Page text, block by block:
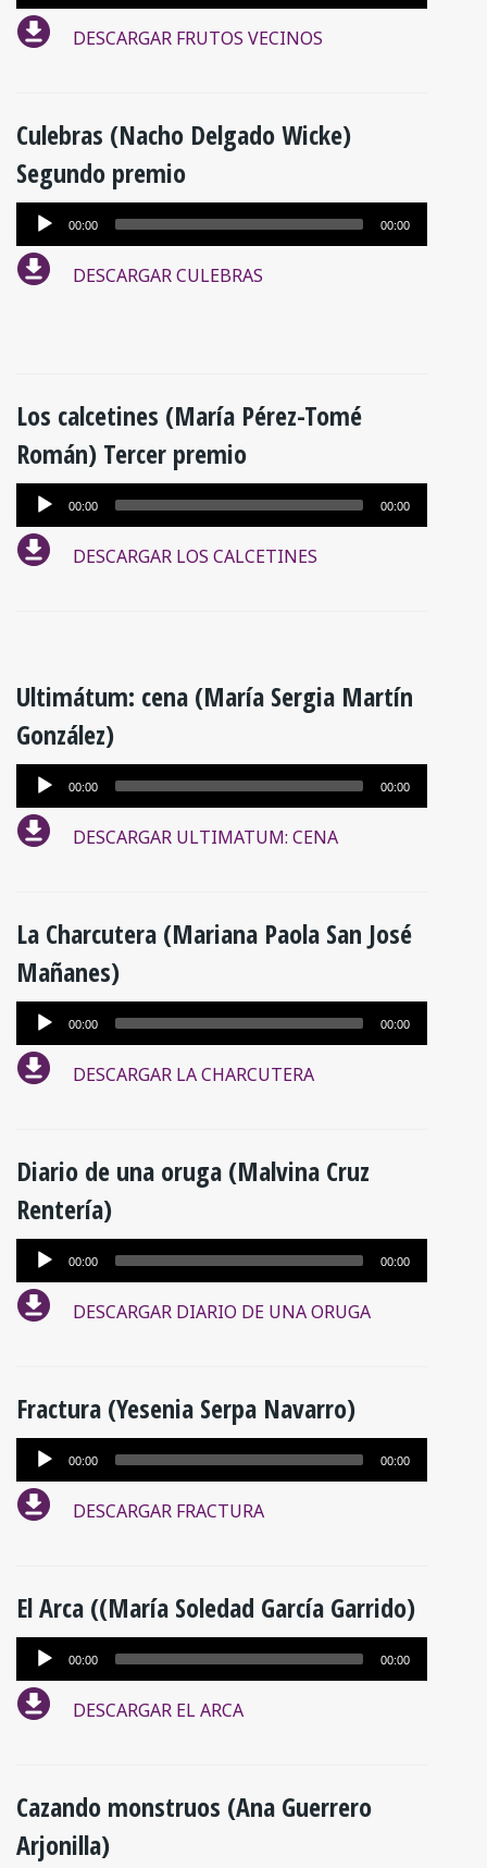
de
audio
DESCARGAR FRUTOS VECINOS
Culebras (Nacho Delgado Wicke)
Segundo premio
Reproductor
de
audio
00:00 00:00
DESCARGAR CULEBRAS
Los calcetines (María Pérez-Tomé
Román) Tercer premio
Reproductor
de
audio
00:00 00:00
DESCARGAR LOS CALCETINES
Ultimátum: cena (María Sergia Martín
González)
Reproductor
de
audio
00:00 00:00
DESCARGAR ULTIMATUM: CENA
La Charcutera (Mariana Paola San José
Mañanes)
Reproductor
de
audio
00:00 00:00
DESCARGAR LA CHARCUTERA
Diario de una oruga (Malvina Cruz
Rentería)
Reproductor
de
audio
00:00 00:00
DESCARGAR DIARIO DE UNA ORUGA
Fractura (Yesenia Serpa Navarro)
Reproductor
de
audio
00:00 00:00
DESCARGAR FRACTURA
El Arca ((María Soledad García Garrido)
Reproductor
de
audio
00:00 00:00
DESCARGAR EL ARCA
Cazando monstruos (Ana Guerrero
Arjonilla)